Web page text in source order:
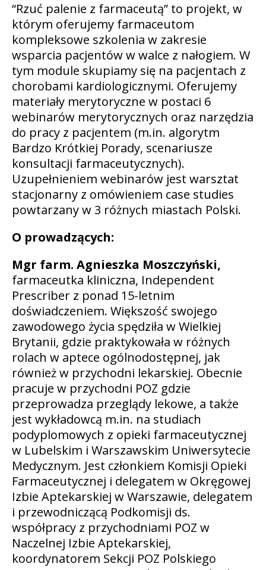
“Rzuć palenie z farmaceutą” to projekt, w
którym oferujemy farmaceutom
kompleksowe szkolenia w zakresie
wsparcia pacjentów w walce z nałogiem. W
tym module skupiamy się na pacjentach z
chorobami kardiologicznymi. Oferujemy
materiały merytoryczne w postaci 6
webinarów merytorycznych oraz narzędzia
do pracy z pacjentem (m.in. algorytm
Bardzo Krótkiej Porady, scenariusze
konsultacji farmaceutycznych).
Uzupełnieniem webinarów jest warsztat
stacjonarny z omówieniem case studies
powtarzany w 3 różnych miastach Polski.
O prowadzących:
Mgr farm. Agnieszka Moszczyński,
farmaceutka kliniczna, Independent
Prescriber z ponad 15-letnim
doświadczeniem. Większość swojego
zawodowego życia spędziła w Wielkiej
Brytanii, gdzie praktykowała w różnych
rolach w aptece ogólnodostępnej, jak
również w przychodni lekarskiej. Obecnie
pracuje w przychodni POZ gdzie
przeprowadza przeglądy lekowe, a także
jest wykładowcą m.in. na studiach
podyplomowych z opieki farmaceutycznej
w Lubelskim i Warszawskim Uniwersytecie
Medycznym. Jest członkiem Komisji Opieki
Farmaceutycznej i delegatem w Okręgowej
Izbie Aptekarskiej w Warszawie, delegatem
i przewodniczącą Podkomisji ds.
współpracy z przychodniami POZ w
Naczelnej Izbie Aptekarskiej,
koordynatorem Sekcji POZ Polskiego